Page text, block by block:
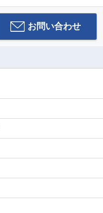
お問い合わせ